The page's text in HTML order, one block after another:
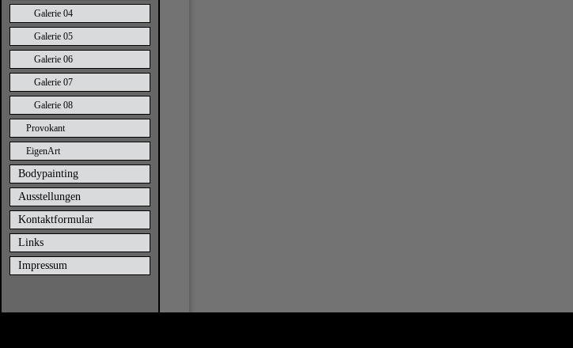
Galerie 04
Galerie 05
Galerie 06
Galerie 07
Galerie 08
Provokant
EigenArt
Bodypainting
Ausstellungen
Kontaktformular
Links
Impressum